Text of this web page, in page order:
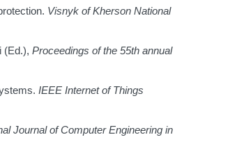
Visnyk of Kherson National
(Ed.), Proceedings of the 55th annual
IEEE Internet of Things
Journal of Computer Engineering in